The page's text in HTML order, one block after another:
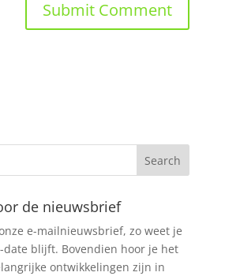
de nieuwsbrief
e-mailnieuwsbrief, zo weet je
date blijft. Bovendien hoor je het
ontwikkelingen zijn in